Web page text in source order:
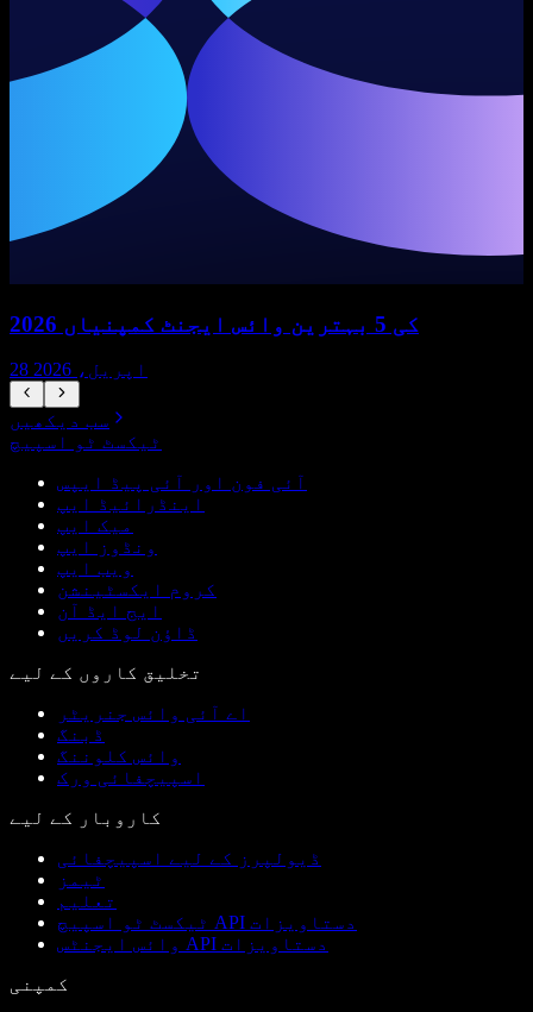
2026 کی 5 بہترین وائس ایجنٹ کمپنیاں
28 اپریل، 2026
سب دیکھیں
ٹیکسٹ ٹو اسپیچ
آئی فون اور آئی پیڈ ایپس
اینڈرائیڈ ایپ
میک ایپ
ونڈوز ایپ
ویب ایپ
کروم ایکسٹینشن
ایج ایڈ آن
ڈاؤن لوڈ کریں
تخلیق کاروں کے لیے
اے آئی وائس جنریٹر
ڈبنگ
وائس کلوننگ
اسپیچفائی ورک
کاروبار کے لیے
ڈیولپرز کے لیے اسپیچفائی
ٹیمز
تعلیم
ٹیکسٹ ٹو اسپیچ API دستاویزات
وائس ایجنٹس API دستاویزات
کمپنی